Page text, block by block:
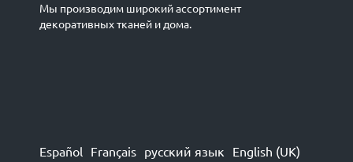
Мы производим широкий ассортимент
декоративных тканей и дома.
Español Français русский язык English (UK)